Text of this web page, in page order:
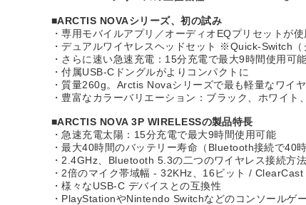
■ARCTIS NOVAシリーズ、初の試み
・専用モバイルアプリ／オーディオEQプリセットが
・デュアルワイヤレスヘッドセット ※Quick-Switch
・さらに速い急速充電：15分充電で最大9時間使用可能
・付属USB-Cドングルがよりコンパクトに
・質量260g。Arctis Novaシリーズで最も軽量なワイ
・豊富なカラーバリエーション：ブラック、ホワイト
■ARCTIS NOVA 3P WIRELESSの製品特長
・急速充電太陽：15分充電で最大9時間使用可能
・最大40時間のバッテリー寿命（Bluetooth接続で40
・2.4GHz、Bluetooth 5.3の二つのワイヤレス接続方
・2倍のマイク帯域幅 - 32KHz、16ビット / ClearCast
・様々なUSB-C デバイスとの互換性
・PlayStationやNintendo Switchなどのコンソールゲ